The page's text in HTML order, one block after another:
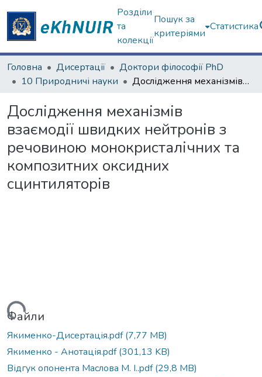
Розділи
та
колекції
Пошук за
критеріями
Статистика
Головна Дисертації
Доктори філософії PhD
10 Природничі науки
Дослідження механізмів взаємодії швидких нейтронів з речовиною монокристалічних та композитних оксидних сцинтиляторів
Дослідження механізмів
взаємодії швидких нейтронів з
речовиною монокристалічних та
композитних оксидних
сцинтиляторів
Файли
Якименко-Дисертація.pdf(7,77 MB)
Якименко - Анотація.pdf(301,13 KB)
Відгук опонента Маслова М. І..pdf(29,8 MB)